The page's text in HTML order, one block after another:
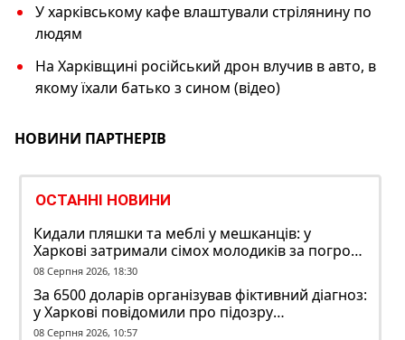
У харківському кафе влаштували стрілянину по
людям
На Харківщині російський дрон влучив в авто, в
якому їхали батько з сином (відео)
НОВИНИ ПАРТНЕРІВ
ОСТАННІ НОВИНИ
Кидали пляшки та меблі у мешканців: у
Харкові затримали сімох молодиків за погром
у гуртожитку
08 Серпня 2026, 18:30
За 6500 доларів організував фіктивний діагноз:
у Харкові повідомили про підозру
ексзавідувачу психлікарні
08 Серпня 2026, 10:57